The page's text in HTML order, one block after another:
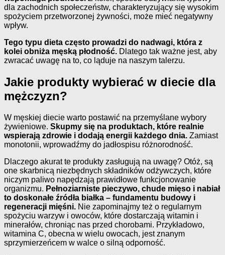
dla zachodnich społeczeństw, charakteryzujący się wysokim
spożyciem przetworzonej żywności, może mieć negatywny
wpływ.
Tego typu dieta często prowadzi do nadwagi, która z
kolei obniża męską płodność. Dlatego tak ważne jest, aby
zwracać uwagę na to, co ląduje na naszym talerzu.
Jakie produkty wybierać w diecie dla
mężczyzn?
W męskiej diecie warto postawić na przemyślane wybory
żywieniowe. Skupmy się na produktach, które realnie
wspierają zdrowie i dodają energii każdego dnia. Zamiast
monotonii, wprowadźmy do jadłospisu różnorodność.
Dlaczego akurat te produkty zasługują na uwagę? Otóż, są
one skarbnicą niezbędnych składników odżywczych, które
niczym paliwo napędzają prawidłowe funkcjonowanie
organizmu. Pełnoziarniste pieczywo, chude mięso i nabiał
to doskonałe źródła białka – fundamentu budowy i
regeneracji mięśni. Nie zapominajmy też o regularnym
spożyciu warzyw i owoców, które dostarczają witamin i
minerałów, chroniąc nas przed chorobami. Przykładowo,
witamina C, obecna w wielu owocach, jest znanym
sprzymierzeńcem w walce o silną odporność.